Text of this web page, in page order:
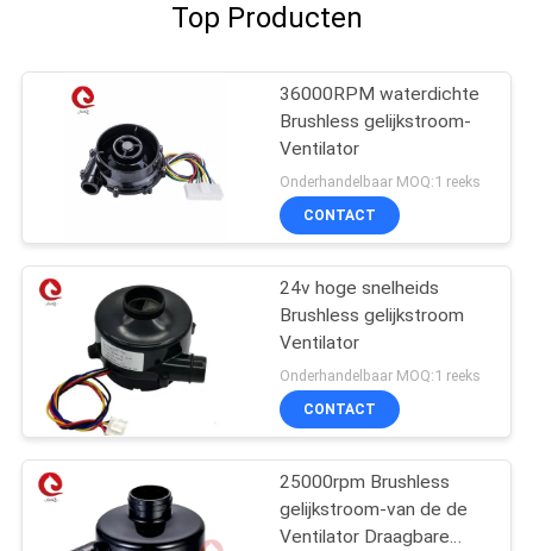
Top Producten
36000RPM waterdichte
Brushless gelijkstroom-
Ventilator
Onderhandelbaar MOQ:1 reeks
CONTACT
24v hoge snelheids
Brushless gelijkstroom
Ventilator
Onderhandelbaar MOQ:1 reeks
CONTACT
25000rpm Brushless
gelijkstroom-van de de
Ventilator Draagbare